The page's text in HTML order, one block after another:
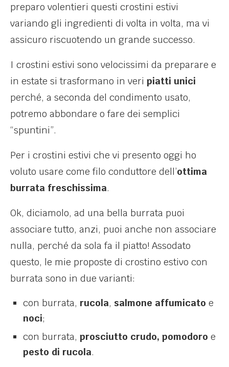
preparo volentieri questi crostini estivi
variando gli ingredienti di volta in volta, ma vi
assicuro riscuotendo un grande successo.
I crostini estivi sono velocissimi da preparare e
in estate si trasformano in veri piatti unici
perché, a seconda del condimento usato,
potremo abbondare o fare dei semplici
“spuntini”.
Per i crostini estivi che vi presento oggi ho
voluto usare come filo conduttore dell’ottima
burrata freschissima.
Ok, diciamolo, ad una bella burrata puoi
associare tutto, anzi, puoi anche non associare
nulla, perché da sola fa il piatto! Assodato
questo, le mie proposte di crostino estivo con
burrata sono in due varianti:
con burrata, rucola, salmone affumicato e
noci;
con burrata, prosciutto crudo, pomodoro e
pesto di rucola.